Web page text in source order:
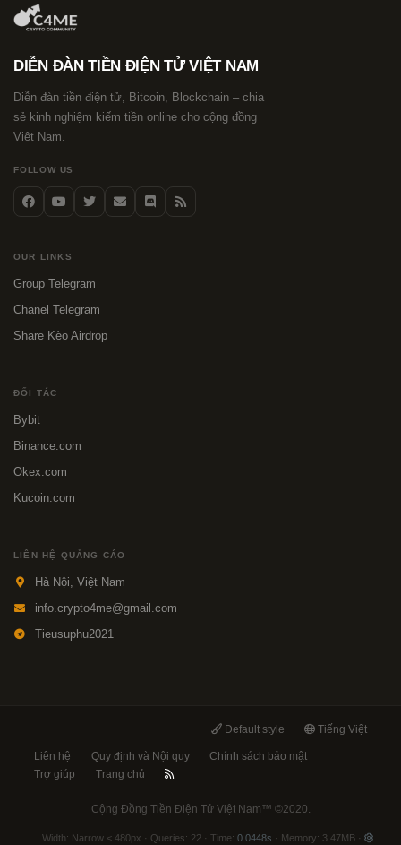
DIỄN ĐÀN TIỀN ĐIỆN TỬ VIỆT NAM
Diễn đàn tiền điện tử, Bitcoin, Blockchain – chia
sẻ kinh nghiệm kiếm tiền online cho cộng đồng
Việt Nam.
FOLLOW US
OUR LINKS
Group Telegram
Chanel Telegram
Share Kèo Airdrop
ĐỐI TÁC
Bybit
Binance.com
Okex.com
Kucoin.com
LIÊN HỆ QUẢNG CÁO
Hà Nội, Việt Nam
info.crypto4me@gmail.com
Tieusuphu2021
Default style Tiếng Việt
Liên hệ Quy định và Nội quy
Chính sách bảo mật
Trợ giúp
Trang chủ
Cộng Đồng Tiền Điện Tử Việt Nam™ ©2020.
Width Queries 22 Time 0.0448s Memory 3.47MB